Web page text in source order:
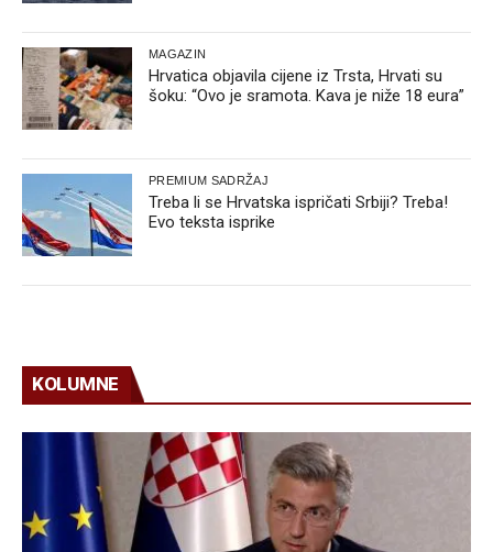
MAGAZIN
Hrvatica objavila cijene iz Trsta, Hrvati su
šoku: “Ovo je sramota. Kava je niže 18 eura”
PREMIUM SADRŽAJ
Treba li se Hrvatska ispričati Srbiji? Treba!
Evo teksta isprike
KOLUMNE